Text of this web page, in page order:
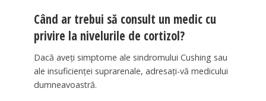
Când ar trebui să consult un medic cu
privire la nivelurile de cortizol?
Dacă aveți simptome ale sindromului Cushing sau
ale insuficienței suprarenale, adresați-vă medicului
dumneavoastră.